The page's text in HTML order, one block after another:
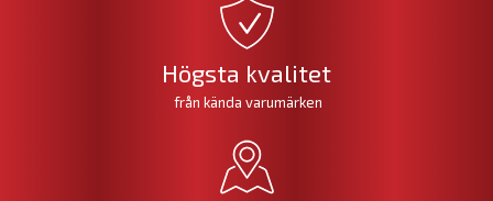
Högsta kvalitet
från kända varumärken